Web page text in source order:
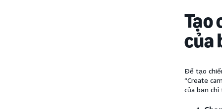
Tạo
của
Để tạo
“Create
của bạn